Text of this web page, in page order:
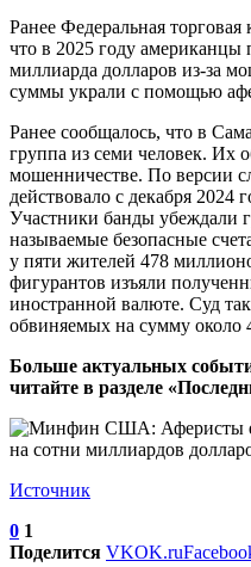
Ранее Федеральная
что в 2025 году американцы
миллиарда долларов из-за
суммы украли с помощью
Ранее сообщалось, что в
группа из семи человек. Их
мошенничестве. По версии
действовало с декабря 2024
Участники банды убеждали
называемые безопасные
у пяти жителей 478
фигурантов изъяли
иностранной валюте. Суд
обвиняемых на сумму около
Больше актуальных
читайте в разделе
Источник
0 1
Поделится VKOK.ru